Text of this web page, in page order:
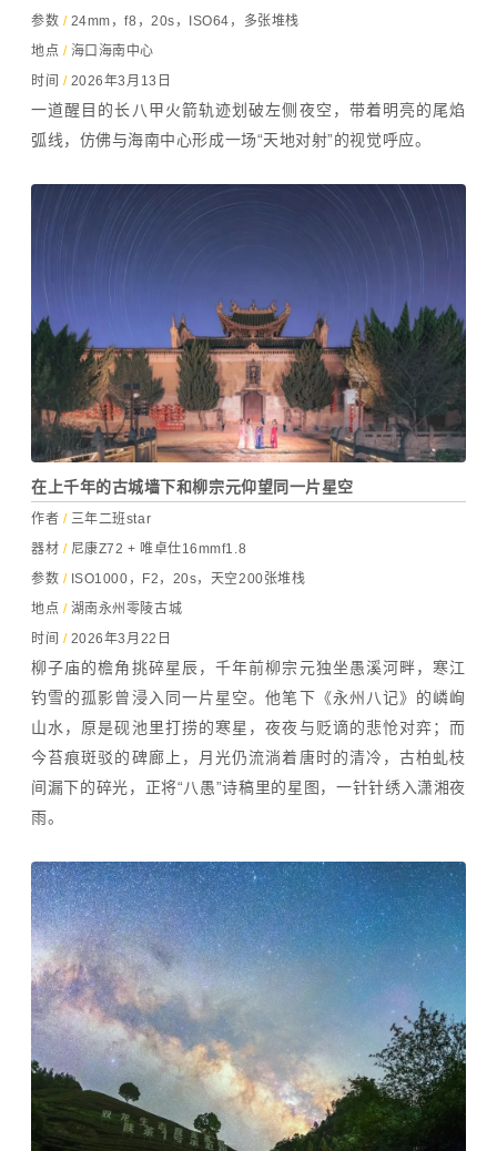
参数 / 24mm，f8，20s，ISO64，多张堆栈
地点 /海口海南中心
时间 / 2026年3月13日
一道醒目的长八甲火箭轨迹划破左侧夜空，带着明亮的尾焰
弧线，仿佛与海南中心形成一场“天地对射”的视觉呼应。
在上千年的古城墙下和柳宗元仰望同一片星空
作者 /三年二班star
器材 /尼康Z72 + 唯卓仕16mmf1.8
参数 / ISO1000，F2，20s，天空200张堆栈
地点 /湖南永州零陵古城
时间 / 2026年3月22日
柳子庙的檐角挑碎星辰，千年前柳宗元独坐愚溪河畔，寒江
钓雪的孤影曾浸入同一片星空。他笔下《永州八记》的嶙峋
山水，原是砚池里打捞的寒星，夜夜与贬谪的悲怆对弈；而
今苔痕斑驳的碑廊上，月光仍流淌着唐时的清冷，古柏虬枝
间漏下的碎光，正将“八愚”诗稿里的星图，一针针绣入潇湘夜
雨。